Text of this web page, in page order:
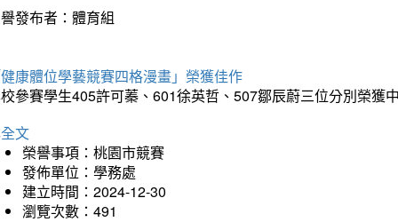
發布者：體育組
康體位學藝競賽四格漫畫」榮獲佳作
參賽學生405許可蓁、601徐英哲、507鄒辰蔚三位分別榮獲
文
榮譽事項：桃園市競賽
發佈單位：學務處
建立時間：2024-12-30
瀏覽次數：491